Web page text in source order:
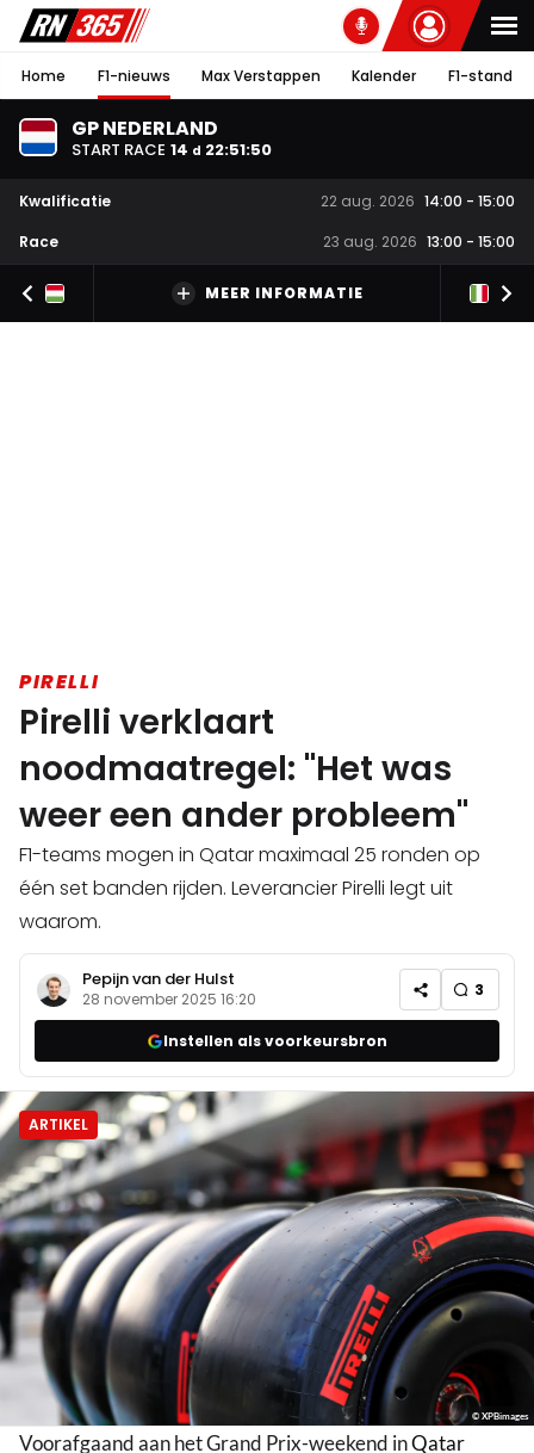
Home F1-nieuws Max Verstappen Kalender F1-stand
GP NEDERLAND
START RACE 14 d 22:51:50
Kwalificatie 22 aug. 2026 14:00 - 15:00
Race
23 aug. 2026 13:00 - 15:00
MEER INFORMATIE
PIRELLI
Pirelli verklaart
noodmaatregel: "Het was
weer een ander probleem"
F1-teams mogen in Qatar maximaal 25 ronden op
één set banden rijden. Leverancier Pirelli legt uit
waarom.
Pepijn van der Hulst
28 november 2025 16:20 3
Instellen als voorkeursbron
ARTIKEL
© XPBimages
Voorafgaand aan het Grand Prix-weekend inQatar